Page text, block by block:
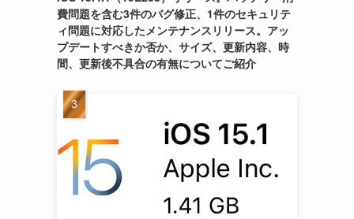
費問題を含む3件のバグ修正、1件のセキュリテ
ィ問題に対応したメンテナンスリリース。アッ
プデートすべきか否か、サイズ、更新内容、時
間、更新後不具合の有無についてご紹介